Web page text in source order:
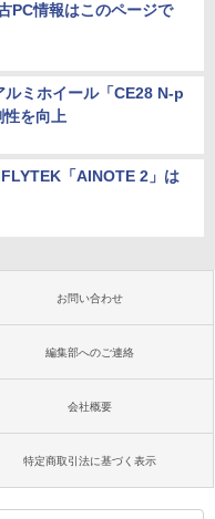
PC情報はこのページで
ルミホイール「CE28 N-p
を向上
「AINOTE 2」は
お問い合わせ
編集部へのご連絡
会社概要
特定商取引法に基づく表示